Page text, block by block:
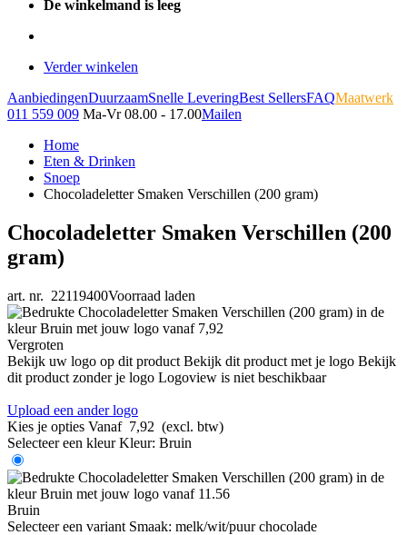
De winkelmand is leeg
Verder winkelen
AanbiedingenDuurzaamSnelle LeveringBest SellersFAQMaatwerk
011 559 009 Ma-Vr 08.00 - 17.00Mailen
Home
Eten & Drinken
Snoep
Chocoladeletter Smaken Verschillen (200 gram)
Chocoladeletter Smaken Verschillen (200
gram)
art. nr. 22119400Voorraad laden
Vergroten
Bekijk uw logo op dit product Bekijk dit product met je logo Bekijk
dit product zonder je logo Logoview is niet beschikbaar
Upload een ander logo
Kies je opties Vanaf 7,92 (excl. btw)
Selecteer een kleur Kleur: Bruin
Bruin
Selecteer een variant Smaak: melk/wit/puur chocolade